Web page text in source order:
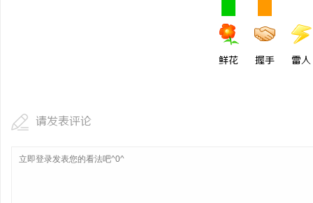
鲜花 握手 雷人
请发表评论